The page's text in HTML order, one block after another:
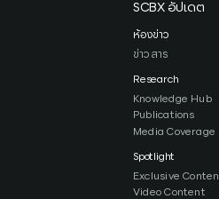
SCBX อัปเดต
ห้องข่าว
ข่าวสาร
Research
Knowledge Hub
Publications
Media Coverage
Spotlight
Exclusive
Video Content